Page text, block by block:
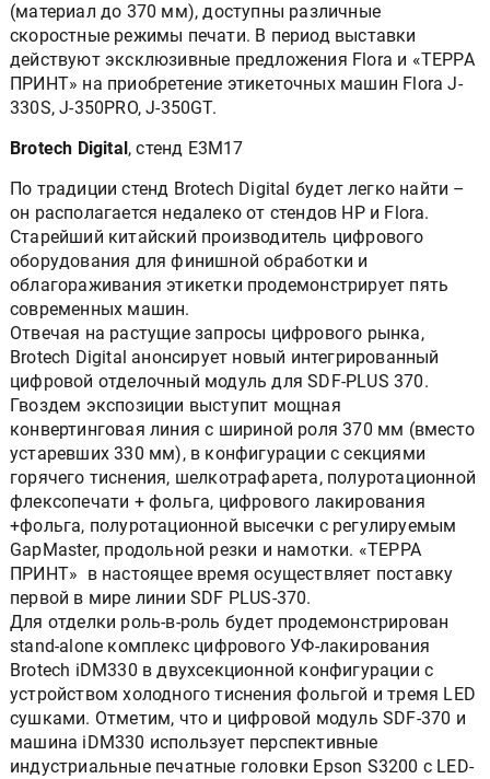
(материал до 370 мм), доступны различные
скоростные режимы печати. В период выставки
действуют эксклюзивные предложения Flora и «ТЕРРА
ПРИНТ» на приобретение этикеточных машин Flora J-
330S, J-350PRO, J-350GT.
Brotech Digital, стенд E3M17
По традиции стенд Brotech Digital будет легко найти –
он располагается недалеко от стендов HP и Flora.
Старейший китайский производитель цифрового
оборудования для финишной обработки и
облагораживания этикетки продемонстрирует пять
современных машин.
Отвечая на растущие запросы цифрового рынка,
Brotech Digital анонсирует новый интегрированный
цифровой отделочный модуль для SDF-PLUS 370.
Гвоздем экспозиции выступит мощная
конвертинговая линия с шириной роля 370 мм (вместо
устаревших 330 мм), в конфигурации с секциями
горячего тиснения, шелкотрафарета, полуротационной
флексопечати + фольга, цифрового лакирования
+фольга, полуротационной высечки с регулируемым
GapMaster, продольной резки и намотки. «ТЕРРА
ПРИНТ» в настоящее время осуществляет поставку
первой в мире линии SDF PLUS-370.
Для отделки роль-в-роль будет продемонстрирован
stand-alone комплекс цифрового УФ-лакирования
Brotech iDM330 в двухсекционной конфигурации с
устройством холодного тиснения фольгой и тремя LED
сушками. Отметим, что и цифровой модуль SDF-370 и
машина iDM330 использует перспективные
индустриальные печатные головки Epson S3200 c LED-